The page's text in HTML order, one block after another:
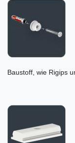
Baustoff, wie Rigips